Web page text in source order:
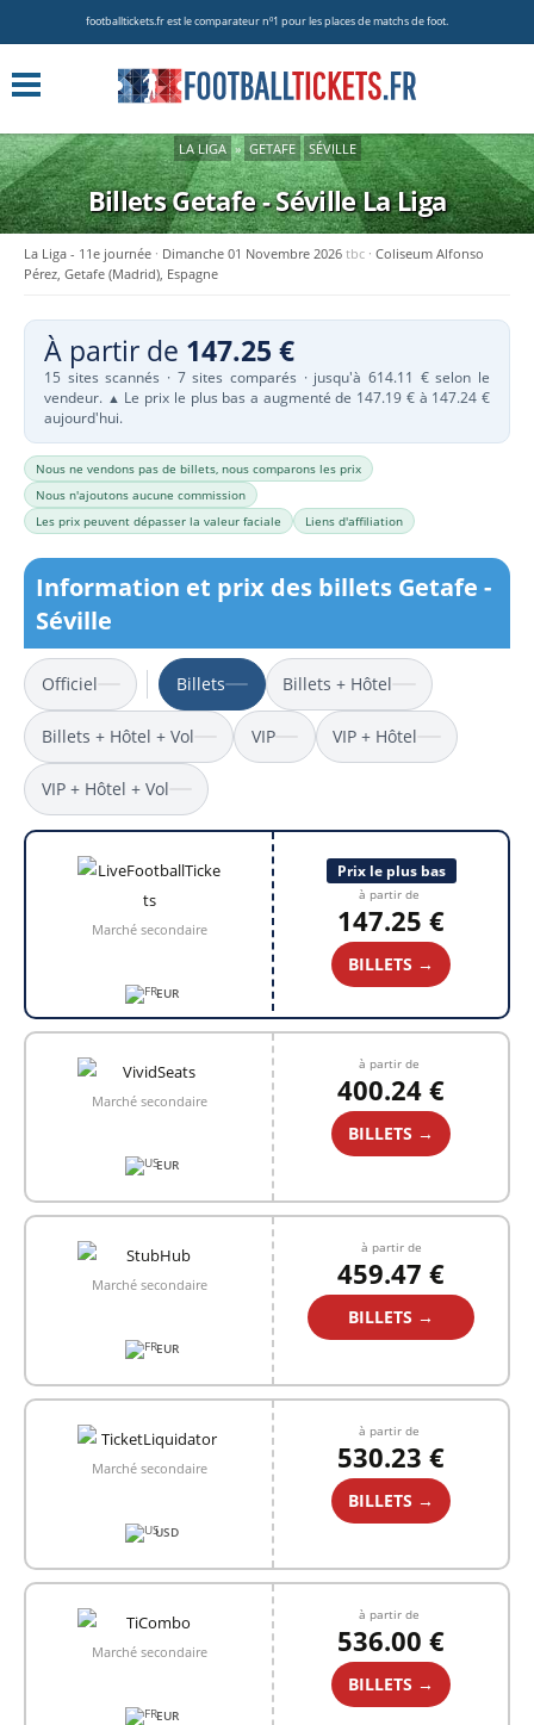
footballtickets.fr est le comparateur nº1 pour les places de matchs de foot.
LA LIGA » GETAFE SÉVILLE
Billets Getafe - SévilleLa Liga
La Liga - 11e journée Dimanche 01 Novembre 2026 tbc
Coliseum Alfonso
Pérez, Getafe (Madrid), Espagne
À partir de 147.25 €
15 sites scannés · 7 sites comparés · jusqu'à 614.11 € selon le
vendeur. ▲ Le prix le plus bas a augmenté de 147.19 € à 147.24 €
aujourd'hui.
Nous ne vendons pas de billets, nous comparons les prix
Nous n'ajoutons aucune commission
Les prix peuvent dépasser la valeur faciale
Liens d'affiliation
Information et prix des billets Getafe -
Séville
Officiel Billets Billets + Hôtel
Billets + Hôtel + Vol VIP VIP + Hôtel
VIP + Hôtel + Vol
Marché secondaire
EUR
Prix le plus bas
à partir de
147.25 €
BILLETS →
Marché secondaire
EUR
à partir de
400.24 €
BILLETS →
Marché secondaire
EUR
à partir de
459.47 €
BILLETS →
Marché secondaire
USD
à partir de
530.23 €
BILLETS →
Marché secondaire
EUR
à partir de
536.00 €
BILLETS →